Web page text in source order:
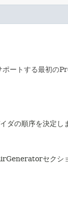
ポートする最初
ダの順序を決定し
セクシ